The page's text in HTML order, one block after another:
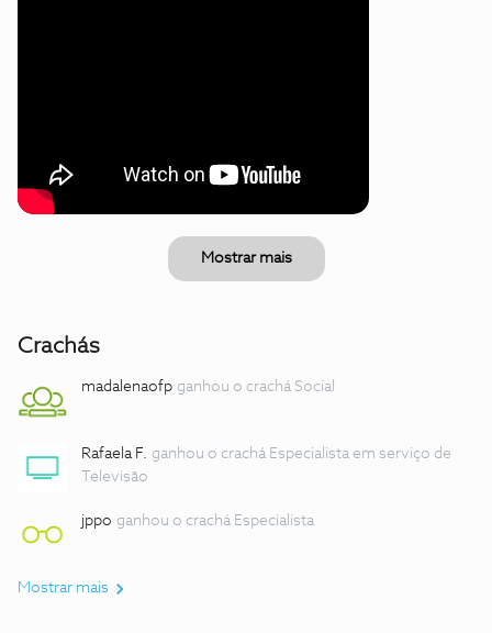
Mostrar mais
Crachás
madalenaofp ganhou o crachá Social
Rafaela F. ganhou o crachá Especialista em serviço de
Televisão
jppo ganhou o crachá Especialista
Mostrar mais